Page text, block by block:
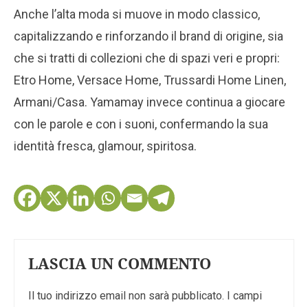
Anche l’alta moda si muove in modo classico,
capitalizzando e rinforzando il brand di origine, sia
che si tratti di collezioni che di spazi veri e propri:
Etro Home, Versace Home, Trussardi Home Linen,
Armani/Casa. Yamamay invece continua a giocare
con le parole e con i suoni, confermando la sua
identità fresca, glamour, spiritosa.
LASCIA UN COMMENTO
Il tuo indirizzo email non sarà pubblicato. I campi